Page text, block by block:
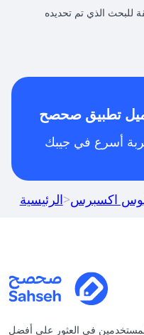
تطبيق صحصح
أسرع في جيبك
الرئيسية>اكسبرس
في العثور على أفضل